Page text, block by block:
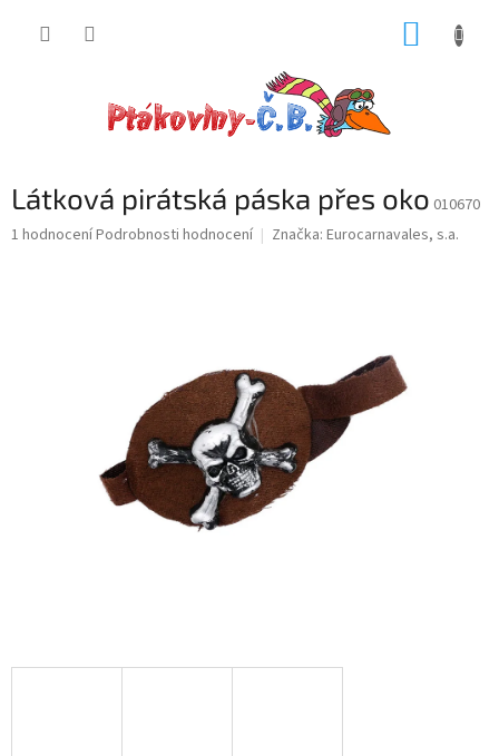
Látková pirátská páska přes oko 010670
Průměrné
1 hodnoceníPodrobnosti hodnocení Značka: Eurocarnavales, s.a.